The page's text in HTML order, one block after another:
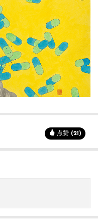
点赞 (21)